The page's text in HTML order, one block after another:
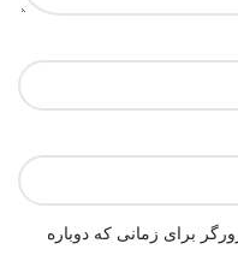
برای زمانی که دوباره